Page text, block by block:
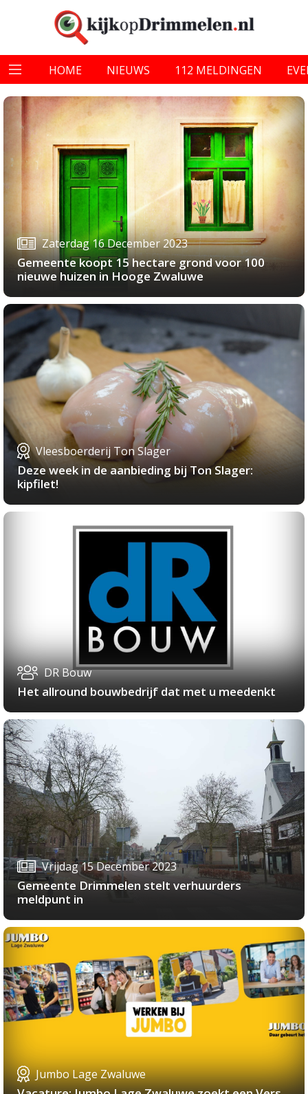
HOME NIEUWS 112 MELDINGEN
Zaterdag 16 December 2023
Gemeente koopt 15 hectare grond voor 100
nieuwe huizen in Hooge Zwaluwe
Vleesboerderij Ton Slager
Deze week in de aanbieding bij Ton Slager:
kipfilet!
DR Bouw
Het allround bouwbedrijf dat met u meedenkt
Vrijdag 15 December 2023
Gemeente Drimmelen stelt verhuurders
meldpunt in
Jumbo Lage Zwaluwe